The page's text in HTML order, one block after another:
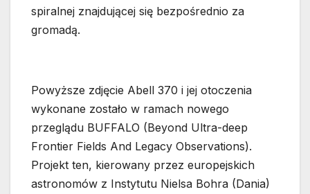
spiralnej znajdującej się bezpośrednio za
gromadą.
Powyższe zdjęcie Abell 370 i jej otoczenia
wykonane zostało w ramach nowego
przeglądu BUFFALO (Beyond Ultra-deep
Frontier Fields And Legacy Observations).
Projekt ten, kierowany przez europejskich
astronomów z Instytutu Nielsa Bohra (Dania)